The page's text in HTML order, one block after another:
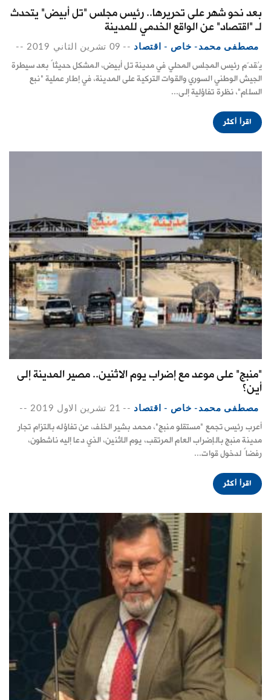
بعد نحو شهر على تحريرها.. رئيس مجلس "تل أبيض" يتحدث
لـ "اقتصاد" عن الواقع الخدمي للمدينة
مصطفى محمد- خاص - اقتصاد -- 09 تشرين الثاني 2019 --
يُقدّم رئيس المجلس المحلي في مدينة تل أبيض، المشكل حديثاً بعد سيطرة
الجيش الوطني السوري والقوات التركية على المدينة، في إطار عملية "نبع
السلام"، نظرة تفاؤلية إلى...
اقرأ أكثر
"منبج" على موعد مع إضراب يوم الاثنين.. مصير المدينة إلى
أين؟
مصطفى محمد- خاص - اقتصاد -- 21 تشرين الاول 2019 --
أعرب رئيس تجمع "مستقلو منبج"، محمد بشير الخلف، عن تفاؤله بالتزام تجار
مدينة منبج بالإضراب العام المرتقب، يوم الاثنين، الذي دعا إليه ناشطون،
رفضاً لدخول قوات...
اقرأ أكثر